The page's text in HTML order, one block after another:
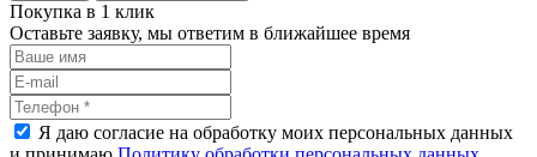
Покупка в 1 клик
Оставьте заявку, мы ответим в ближайшее время
Я даю согласие на обработку моих персональных данных